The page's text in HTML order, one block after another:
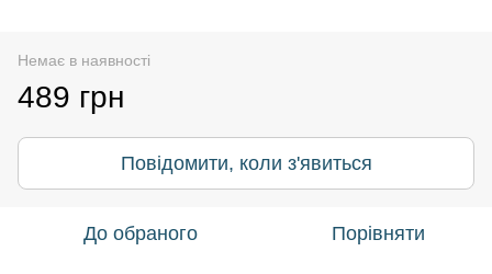
Немає в наявності
489 грн
Повідомити, коли з'явиться
До обраного Порівняти